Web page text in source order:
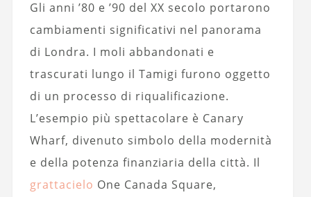
Gli anni ’80 e ’90 del XX secolo portarono
cambiamenti significativi nel panorama
di Londra. I moli abbandonati e
trascurati lungo il Tamigi furono oggetto
di un processo di riqualificazione.
L’esempio più spettacolare è Canary
Wharf, divenuto simbolo della modernità
e della potenza finanziaria della città. Il
grattacielo One Canada Square,